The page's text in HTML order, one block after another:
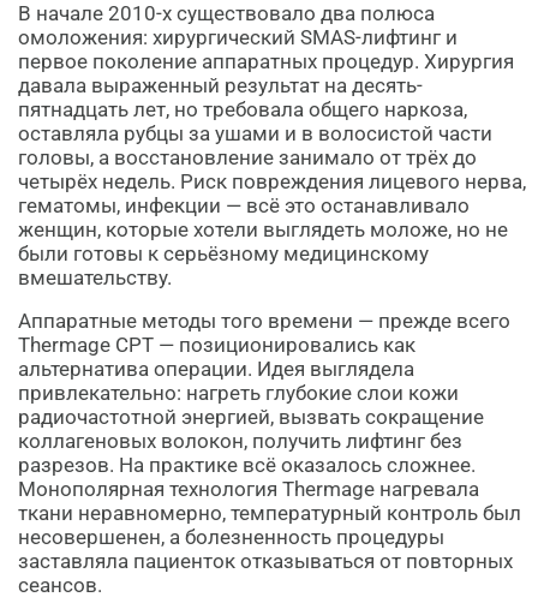
В начале 2010-х существовало два полюса
омоложения: хирургический SMAS-лифтинг и
первое поколение аппаратных процедур. Хирургия
давала выраженный результат на десять-
пятнадцать лет, но требовала общего наркоза,
оставляла рубцы за ушами и в волосистой части
головы, а восстановление занимало от трёх до
четырёх недель. Риск повреждения лицевого нерва,
гематомы, инфекции — всё это останавливало
женщин, которые хотели выглядеть моложе, но не
были готовы к серьёзному медицинскому
вмешательству.
Аппаратные методы того времени — прежде всего
Thermage CPT — позиционировались как
альтернатива операции. Идея выглядела
привлекательно: нагреть глубокие слои кожи
радиочастотной энергией, вызвать сокращение
коллагеновых волокон, получить лифтинг без
разрезов. На практике всё оказалось сложнее.
Монополярная технология Thermage нагревала
ткани неравномерно, температурный контроль был
несовершенен, а болезненность процедуры
заставляла пациенток отказываться от повторных
сеансов.